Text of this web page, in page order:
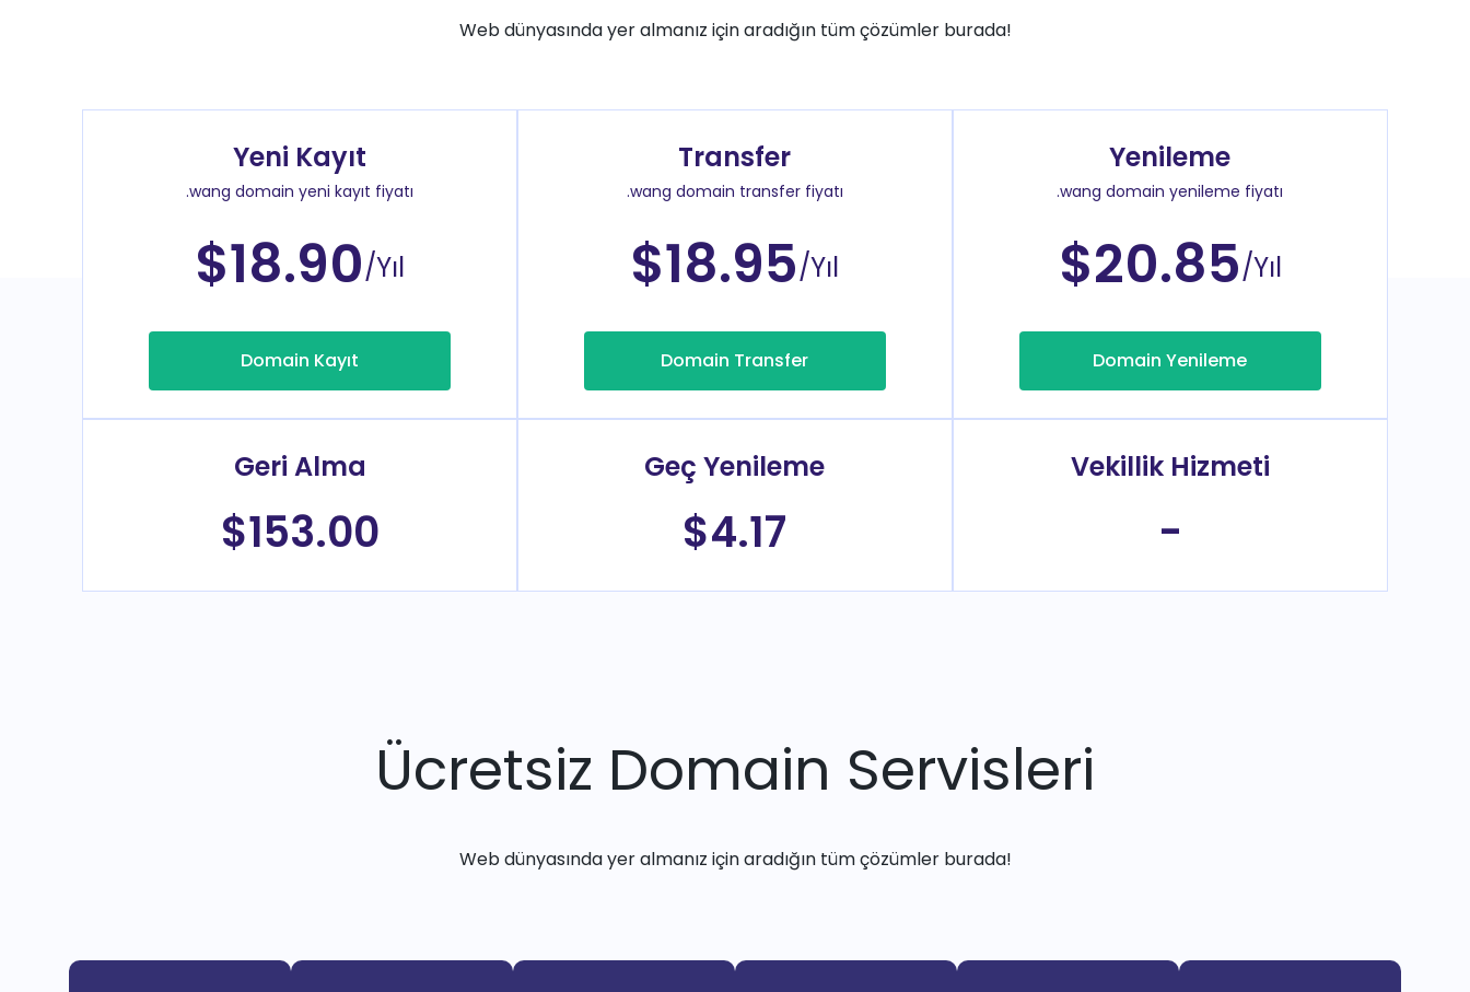
Web dünyasında yer almanız için aradığın tüm çözümler burada!
Yeni Kayıt
.wang domain yeni kayıt fiyatı
$18.90/Yıl
Domain Kayıt
Transfer
.wang domain transfer fiyatı
$18.95/Yıl
Domain Transfer
Yenileme
.wang domain yenileme fiyatı
$20.85/Yıl
Domain Yenileme
Geri Alma
$153.00
Geç Yenileme
$4.17
Vekillik Hizmeti
-
Ücretsiz Domain Servisleri
Web dünyasında yer almanız için aradığın tüm çözümler burada!